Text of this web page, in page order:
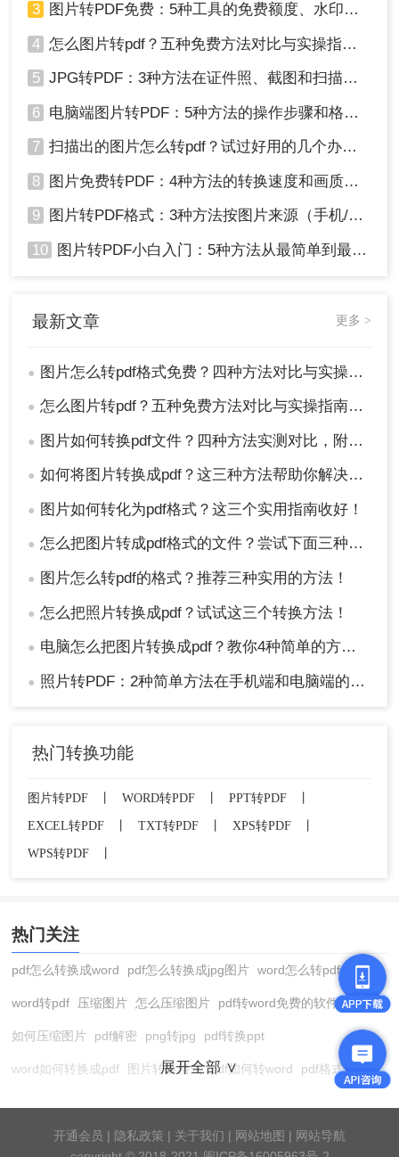
3 图片转PDF免费：5种工具的免费额度、水印和文件限制对比！
4 怎么图片转pdf？五种免费方法对比与实操指南（附详细表格）！
5 JPG转PDF：3种方法在证件照、截图和扫描件上的转换精度差异！
6 电脑端图片转PDF：5种方法的操作步骤和格式保留对比！
7 扫描出的图片怎么转pdf？试过好用的几个办法！
8 图片免费转PDF：4种方法的转换速度和画质损失对比！
9 图片转PDF格式：3种方法按图片来源（手机/相机/截图）选！
10 图片转PDF小白入门：5种方法从最简单到最专业逐步升级！
最新文章 更多 >
● 图片怎么转pdf格式免费？四种方法对比与实操指南（附详细表格）!
● 怎么图片转pdf？五种免费方法对比与实操指南（附详细表格）！
● 图片如何转换pdf文件？四种方法实测对比，附各场景最优选！
● 如何将图片转换成pdf？这三种方法帮助你解决问题！
● 图片如何转化为pdf格式？这三个实用指南收好！
● 怎么把图片转成pdf格式的文件？尝试下面三种方法！
● 图片怎么转pdf的格式？推荐三种实用的方法！
● 怎么把照片转换成pdf？试试这三个转换方法！
● 电脑怎么把图片转换成pdf？教你4种简单的方法！
● 照片转PDF：2种简单方法在手机端和电脑端的操作差异！
热门转换功能
图片转PDF WORD转PDF PPT转PDF
EXCEL转PDF
TXT转PDF XPS转PDF
WPS转PDF
热门关注
pdf怎么转换成word pdf怎么转换成jpg图片 word怎么转pdf
word转pdf 压缩图片 怎么压缩图片 pdf转word免费的软件
如何压缩图片 pdf解密 png转jpg pdf转换ppt
word如何转换成pdf 图片转换格式 pdf如何转word pdf格式转换
pdf转cad 图片压缩软件 jpg转换成pdf 在线word转pdf
展开全部 ∨
开通会员 | 隐私政策 | 关于我们 | 网站地图 | 网站导航